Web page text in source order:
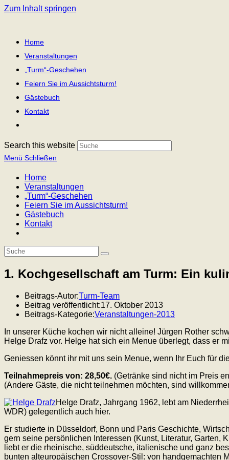
Zum Inhalt springen
Home
Veranstaltungen
„Turm“-Geschehen
Feiern Sie im Aussichtsturm!
Gästebuch
Kontakt
Search this website
Menü Schließen
Home
Veranstaltungen
„Turm“-Geschehen
Feiern Sie im Aussichtsturm!
Gästebuch
Kontakt
1. Kochgesellschaft am Turm: Ein
Beitrags-Autor:Turm-Team
Beitrag veröffentlicht:17. Oktober 2013
Beitrags-Kategorie:Veranstaltungen-2013
In unserer Küche kochen wir nicht alleine! Jürgen Rother
Helge Drafz vor. Helge hat sich ein Menue überlegt, dass er
Geniessen könnt ihr mit uns sein Menue, wenn Ihr Euch für
Teilnahmepreis von: 28,50€. (Getränke sind nicht im Preis
(Andere Gäste, die nicht teilnehmen möchten, sind
Helge Drafz, Jahrgang 1962, lebt am
WDR) gelegentlich auch hier.
Er studierte in Düsseldorf, Bonn und Paris Geschichte,
gern seine persönlichen Interessen (Kunst, Literatur, Garten,
liebt er die rheinische, süddeutsche, italienische und ganz
bunten alteuropäischen Crossover-Stil: von handgemachten